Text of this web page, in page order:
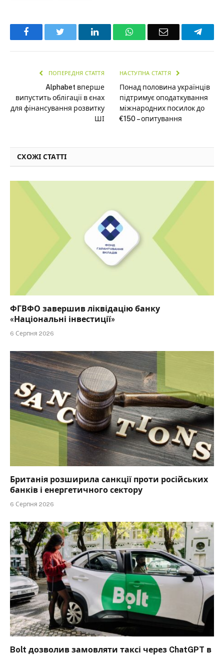
Facebook LinkedInWhatsAppEmail
ПОПЕРЕДНЯ СТАТТЯ
Alphabet вперше
випустить облігації в єнах
для фінансування розвитку
ШІ
НАСТУПНА СТАТТЯ
Понад половина українців
підтримує оподаткування
міжнародних посилок до
€150 – опитування
СХОЖІ СТАТТІ
ФГВФО завершив ліквідацію банку
«Національні інвестиції»
6 Серпня 2026
Британія розширила санкції проти російських
банків і енергетичного сектору
6 Серпня 2026
Bolt дозволив замовляти таксі через ChatGPT в